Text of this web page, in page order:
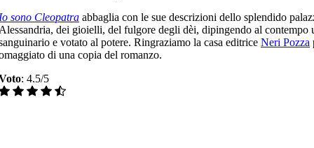
sono Cleopatra abbaglia con le sue descrizioni dello splendido
dei gioielli, del fulgore degli dèi, dipingendo al contempo
e votato al potere. Ringraziamo la casa editrice Neri Pozza
di una copia del romanzo.
: 4.5/5